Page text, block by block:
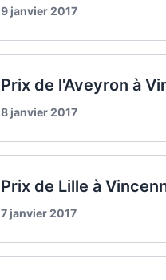
9 janvier 2017
Prix de l'Aveyron à
8 janvier 2017
Prix de Lille à
7 janvier 2017